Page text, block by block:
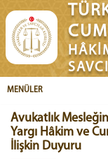
MENÜLER
Avukatlık
Yargı Hâkim ve
İlişkin Duyuru